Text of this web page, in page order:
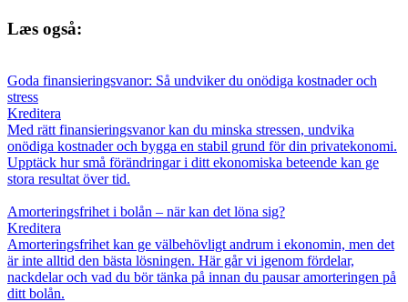
Læs også:
Goda finansieringsvanor: Så undviker du onödiga kostnader och
stress
Kreditera
Med rätt finansieringsvanor kan du minska stressen, undvika
onödiga kostnader och bygga en stabil grund för din privatekonomi.
Upptäck hur små förändringar i ditt ekonomiska beteende kan ge
stora resultat över tid.
Amorteringsfrihet i bolån – när kan det löna sig?
Kreditera
Amorteringsfrihet kan ge välbehövligt andrum i ekonomin, men det
är inte alltid den bästa lösningen. Här går vi igenom fördelar,
nackdelar och vad du bör tänka på innan du pausar amorteringen på
ditt bolån.